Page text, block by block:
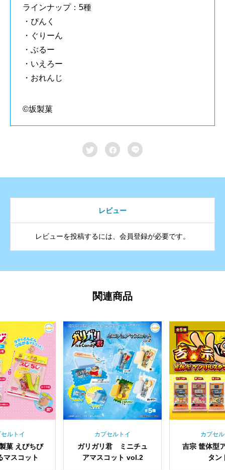
ラインナップ：5種
・ぴんく
・ぐりーん
・ぶるー
・いえろー
・おれんじ
©坂製菓
  
レビュー
レビューを投稿するには、会員登録が必要です。
関連商品
ガリガリ君 ミニチュ
アマスコット vol.2
吉宗 筐体型アクリルス